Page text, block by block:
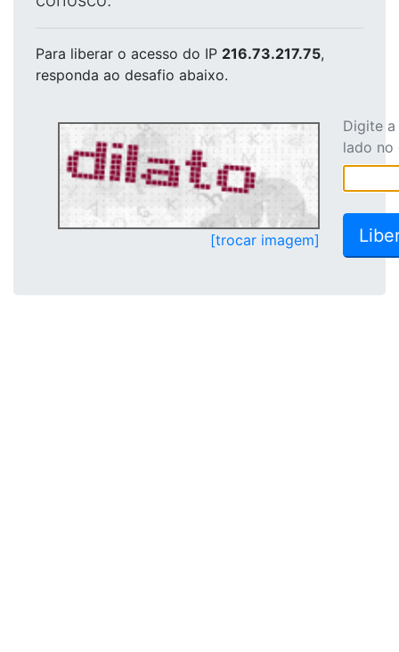
Para liberar o acesso do IP 216.73.217.75,
responda ao desafio abaixo.
[trocar imagem]
Digite
lado no